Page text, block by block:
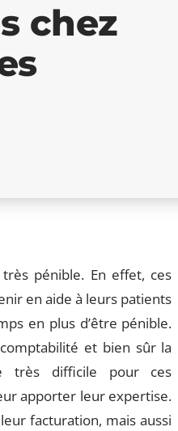
chez
pénible. En effet, ces
en aide à leurs patients
en plus d’être pénible.
et bien sûr la
très difficile pour ces
apporter leur expertise.
facturation, mais aussi